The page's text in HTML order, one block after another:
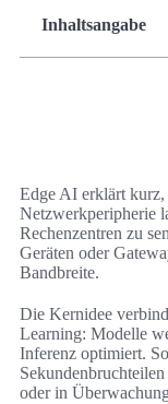
Inhaltsangabe
Edge AI erklärt
Netzwerkperipherie
Rechenzentren zu
Geräten oder
Bandbreite.
Die Kernidee
Learning: Modelle
Inferenz optimiert.
oder in